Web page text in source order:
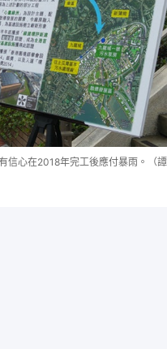
信心在2018年完工後應付暴雨。（譚